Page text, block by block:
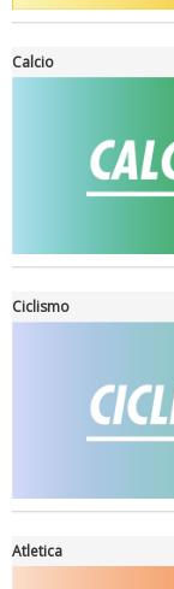
Ddl Lobby, Uisp:
Calcio
Ciclismo
Atletica